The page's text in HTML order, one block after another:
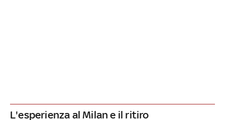
L'esperienza al Milan e il ritiro